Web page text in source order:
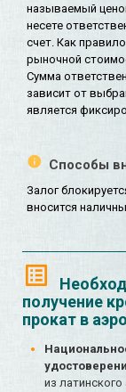
называемый
несете
счет. Как
рыночной
Сумма
зависит от
является
Способы
Залог
вносится
получение
прокат в
из